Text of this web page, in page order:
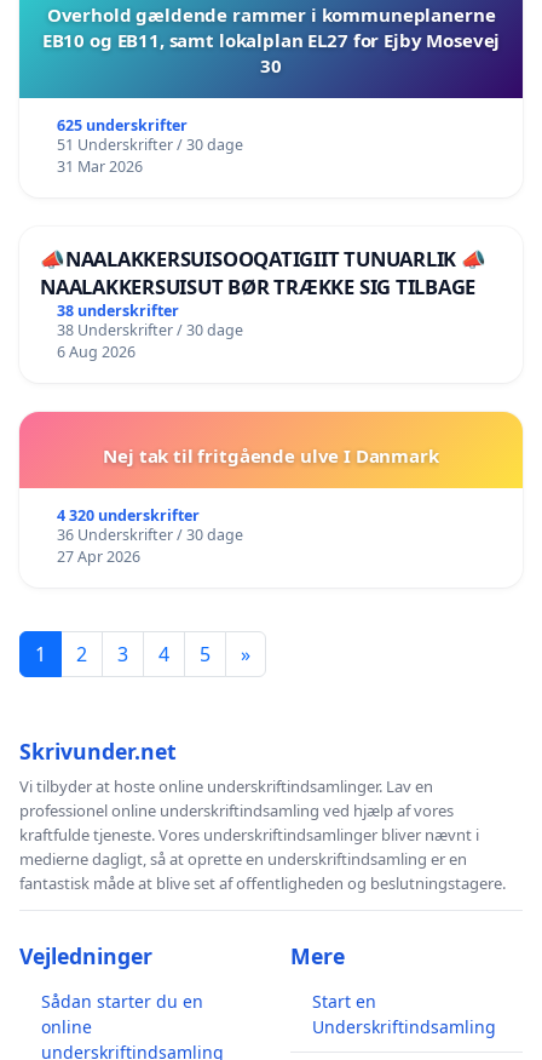
Overhold gældende rammer i kommuneplanerne
EB10 og EB11, samt lokalplan EL27 for Ejby Mosevej
30
625 underskrifter
51 Underskrifter / 30 dage
31 Mar 2026
📣NAALAKKERSUISOOQATIGIIT TUNUARLIK 📣
NAALAKKERSUISUT BØR TRÆKKE SIG TILBAGE
38 underskrifter
38 Underskrifter / 30 dage
6 Aug 2026
Nej tak til fritgående ulve I Danmark
4 320 underskrifter
36 Underskrifter / 30 dage
27 Apr 2026
1 2 3 4 5 »
Skrivunder.net
Vi tilbyder at hoste online underskriftindsamlinger. Lav en
professionel online underskriftindsamling ved hjælp af vores
kraftfulde tjeneste. Vores underskriftindsamlinger bliver nævnt i
medierne dagligt, så at oprette en underskriftindsamling er en
fantastisk måde at blive set af offentligheden og beslutningstagere.
Vejledninger
Sådan starter du en
online
underskriftindsamling
Mere
Start en
Underskriftindsamling